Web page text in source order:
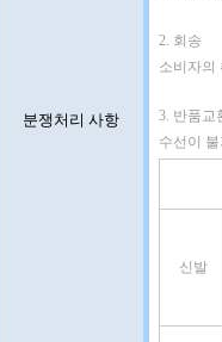
분쟁처리 사항
2. 회송
소비자의
3. 반품교
수선이
신발